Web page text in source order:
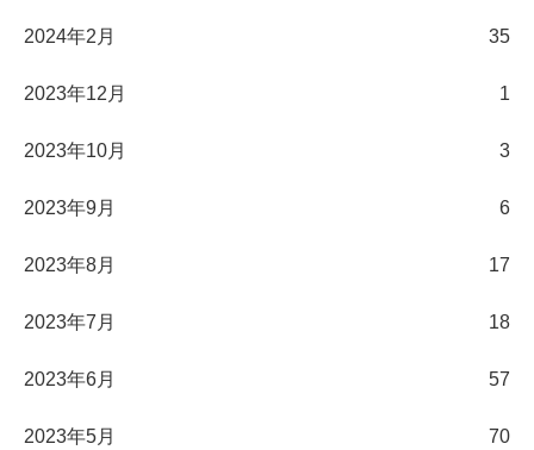
2024年2月 35
2023年12月 1
2023年10月 3
2023年9月 6
2023年8月 17
2023年7月 18
2023年6月 57
2023年5月 70